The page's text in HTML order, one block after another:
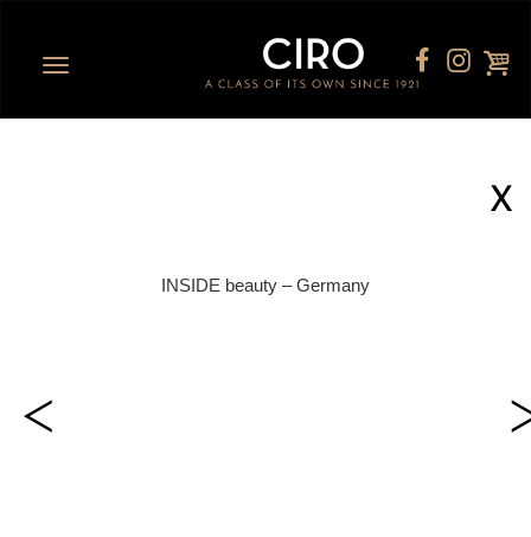
Toggle
X
<
INSIDE beauty – Germany